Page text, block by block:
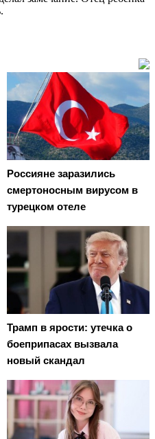
Россияне заразились
смертоносным вирусом в
турецком отеле
Трамп в ярости: утечка о
боеприпасах вызвала
новый скандал